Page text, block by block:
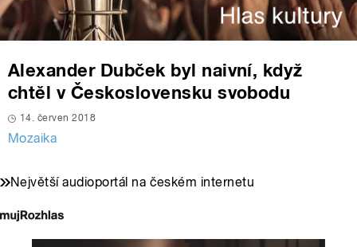
Alexander Dubček byl naivní, když
chtěl v Československu svobodu
14. červen 2018
Mozaika
Největší audioportál na českém internetu